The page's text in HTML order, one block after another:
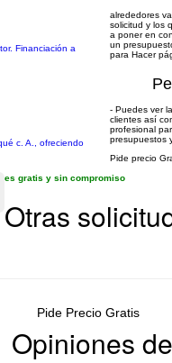
Financiación a
c. A., ofreciendo
alrededores
solicitud y los
a poner en
un
para Hacer
- Puedes ver
clientes así
profesional
presupuestos
Pide precio
es gratis y sin compromiso
Otras
Pide Precio Gratis
Opiniones